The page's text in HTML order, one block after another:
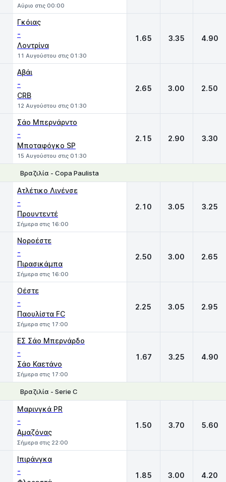
Αύριο στις 00:00
Γκόιας
-
Λοντρίνα
11 Αυγούστου στις 01:30
1.65 3.35 4.90
Αβάι
-
CRB
12 Αυγούστου στις 01:30
2.65 3.00 2.50
Σάο Μπερνάρντο
-
Μποταφόγκο SP
15 Αυγούστου στις 01:30
2.15 2.90 3.30
Βραζιλία - Copa Paulista
Ατλέτικο Λινένσε
-
Προυντεντέ
Σήμερα στις 16:00
2.10 3.05 3.25
Νοροέστε
-
Πιρασικάμπα
Σήμερα στις 16:00
2.50 3.00 2.65
Οέστε
-
Παουλίστα FC
Σήμερα στις 17:00
2.25 3.05 2.95
ΕΣ Σάο Μπερνάρδο
-
Σάο Καετάνο
Σήμερα στις 17:00
1.67 3.25 4.90
Βραζιλία - Serie C
Μαρινγκά PR
-
Αμαζόνας
Σήμερα στις 22:00
1.50 3.70 5.60
Ιπιράνγκα
- 1.85 3.00 4.20